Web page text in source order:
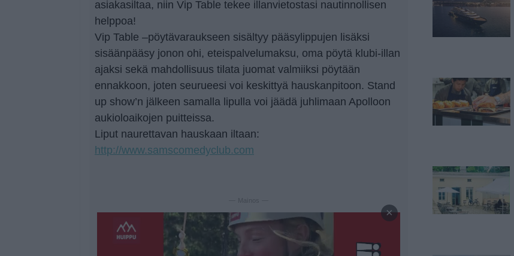
asiakasiltaa, niin Vip Table tekee illanvietostasi nautinnollisen
helppoa!
Vip Table –pöytävaraukseen sisältyy pääsylippujen lisäksi
sisäänpääsy jonon ohi, eteispalvelumaksu, oma pöytä klubi-illan
ajaksi sekä mahdollisuus tilata juomat valmiiksi pöytään
ennakkoon, joten seurueesi voi keskittyä hauskanpitoon. Stand
up show’n jälkeen samalla lipulla voi jäädä juhlimaan Apolloon
aukioloaikojen puitteissa.
Liput naurettavan hauskaan iltaan:
http://www.samscomedyclub.com
— Mainos —
×